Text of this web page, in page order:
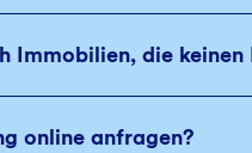
Immobilien, die
online anfragen?